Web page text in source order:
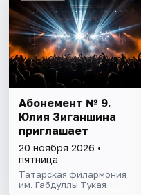
Абонемент № 9.
Юлия Зиганшина
приглашает
20 ноября 2026 •
пятница
Татарская филармония
им. Габдуллы Тукая